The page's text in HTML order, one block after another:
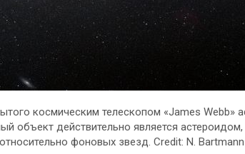
космическим телескопом «James Webb»
объект действительно является
фоновых звезд. Credit: N. Bartmann